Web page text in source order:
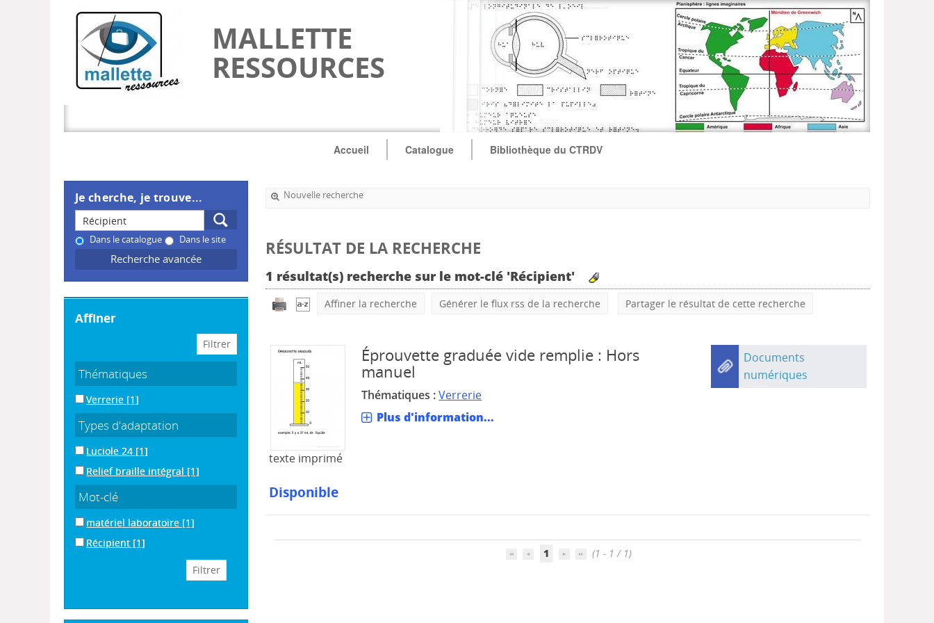
MALLETTE
RESSOURCES
Accueil Catalogue Bibliothèque du CTRDV
Je cherche, je trouve...
Dans le catalogue Dans le site
Recherche avancée
affiner
Thématiques
Verrerie [1]
Types d'adaptation
Luciole 24 [1]
Relief braille intégral [1]
Mot-clé
matériel laboratoire [1]
Récipient [1]
Nouvelle recherche
RÉSULTAT DE LA RECHERCHE
1 résultat(s) recherche sur le mot-clé 'Récipient'
Affiner la recherche Générer le flux rss de la recherche Partager le résultat de cette recherche
texte imprimé
Éprouvette graduée vide remplie : Hors
manuel
Thématiques :Verrerie
Plus d'information...
Documents
numériques
Disponible
1 (1 - 1 / 1)